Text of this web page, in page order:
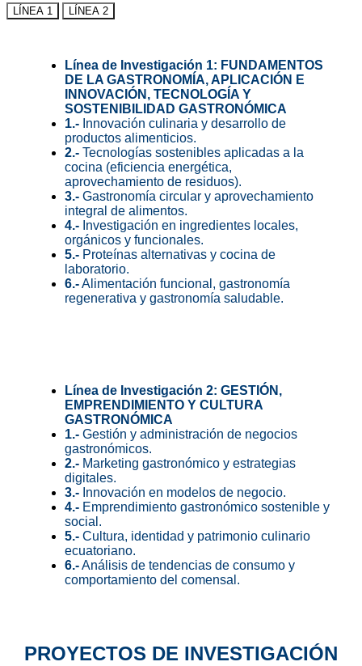
LÍNEA 1 LÍNEA 2
Línea de Investigación 1: FUNDAMENTOS
DE LA GASTRONOMÍA, APLICACIÓN E
INNOVACIÓN, TECNOLOGÍA Y
SOSTENIBILIDAD GASTRONÓMICA
1.- Innovación culinaria y desarrollo de
productos alimenticios.
2.- Tecnologías sostenibles aplicadas a la
cocina (eficiencia energética,
aprovechamiento de residuos).
3.- Gastronomía circular y aprovechamiento
integral de alimentos.
4.- Investigación en ingredientes locales,
orgánicos y funcionales.
5.- Proteínas alternativas y cocina de
laboratorio.
6.-Alimentación funcional, gastronomía
regenerativa y gastronomía saludable.
Línea de Investigación 2: GESTIÓN,
EMPRENDIMIENTO Y CULTURA
GASTRONÓMICA
1.- Gestión y administración de negocios
gastronómicos.
2.- Marketing gastronómico y estrategias
digitales.
3.- Innovación en modelos de negocio.
4.- Emprendimiento gastronómico sostenible y
social.
5.- Cultura, identidad y patrimonio culinario
ecuatoriano.
6.-Análisis de tendencias de consumo y
comportamiento del comensal.
PROYECTOS DE INVESTIGACIÓN